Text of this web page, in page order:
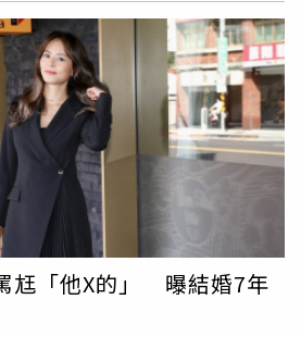
為實境節目學才藝，一邊處理他製
前置，預計月底就會開拍了，會到韓
殺了她》和李銘順飆戲，兩人私下是
個性很像，處在一起就是兩個「白
能變好笑，但一開拍就馬上變正經。
有奇妙的緣分，因年齡差不多，有時
果我時間不行那個角色就會找他，
知道為什麼。」而他合作過的宥勝
温昇豪表示不願聊這件事。
尪「他X的」 曝結婚7年